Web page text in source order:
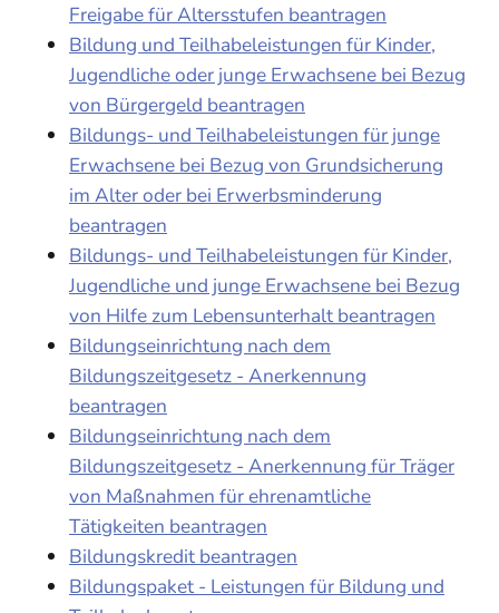
Freigabe für Altersstufen beantragen
Bildung und Teilhabeleistungen für Kinder,
Jugendliche oder junge Erwachsene bei Bezug
von Bürgergeld beantragen
Bildungs- und Teilhabeleistungen für junge
Erwachsene bei Bezug von Grundsicherung
im Alter oder bei Erwerbsminderung
beantragen
Bildungs- und Teilhabeleistungen für Kinder,
Jugendliche und junge Erwachsene bei Bezug
von Hilfe zum Lebensunterhalt beantragen
Bildungseinrichtung nach dem
Bildungszeitgesetz - Anerkennung
beantragen
Bildungseinrichtung nach dem
Bildungszeitgesetz - Anerkennung für Träger
von Maßnahmen für ehrenamtliche
Tätigkeiten beantragen
Bildungskredit beantragen
Bildungspaket - Leistungen für Bildung und